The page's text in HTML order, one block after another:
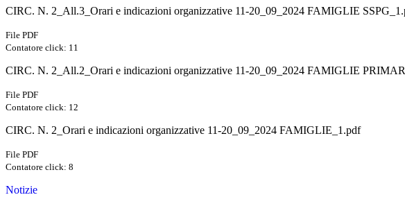
CIRC. N. 2_All.3_Orari e indicazioni organizzative 11-20_09_2024 FAMIGLIE
File PDF
Contatore click: 11
CIRC. N. 2_All.2_Orari e indicazioni organizzative 11-20_09_2024 FAMIGLIE
File PDF
Contatore click: 12
CIRC. N. 2_Orari e indicazioni organizzative 11-20_09_2024 FAMIGLIE_1.pdf
File PDF
Contatore click: 8
Notizie